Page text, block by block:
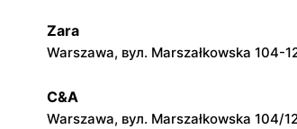
moje sklepy
Hyżne, вул. Hyżne 100
Zara
Warszawa, вул. Marszałkowska 104-
C&A
Warszawa, вул. Marszałkowska 104/